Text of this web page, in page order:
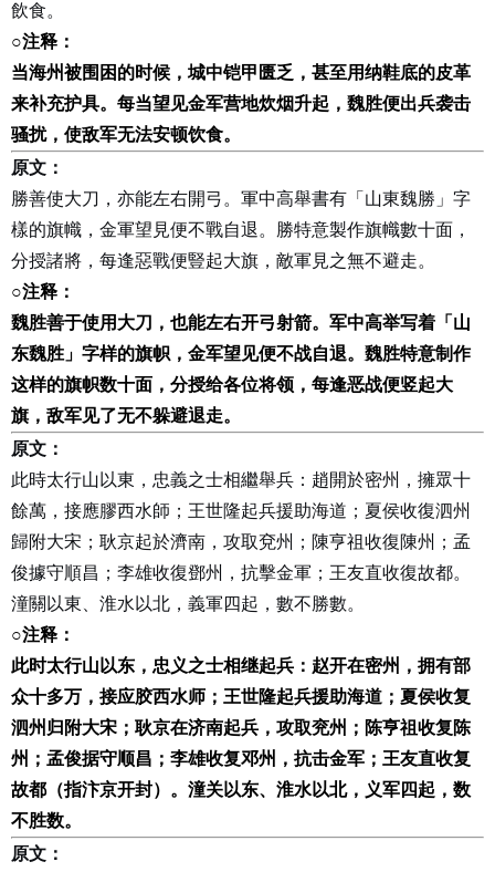
飲食。
○注释：
当海州被围困的时候，城中铠甲匮乏，甚至用纳鞋底的皮革
来补充护具。每当望见金军营地炊烟升起，魏胜便出兵袭击
骚扰，使敌军无法安顿饮食。
原文：
勝善使大刀，亦能左右開弓。軍中高舉書有「山東魏勝」字
樣的旗幟，金軍望見便不戰自退。勝特意製作旗幟數十面，
分授諸將，每逢惡戰便豎起大旗，敵軍見之無不避走。
○注释：
魏胜善于使用大刀，也能左右开弓射箭。军中高举写着「山
东魏胜」字样的旗帜，金军望见便不战自退。魏胜特意制作
这样的旗帜数十面，分授给各位将领，每逢恶战便竖起大
旗，敌军见了无不躲避退走。
原文：
此時太行山以東，忠義之士相繼舉兵：趙開於密州，擁眾十
餘萬，接應膠西水師；王世隆起兵援助海道；夏侯收復泗州
歸附大宋；耿京起於濟南，攻取兗州；陳亨祖收復陳州；孟
俊據守順昌；李雄收復鄧州，抗擊金軍；王友直收復故都。
潼關以東、淮水以北，義軍四起，數不勝數。
○注释：
此时太行山以东，忠义之士相继起兵：赵开在密州，拥有部
众十多万，接应胶西水师；王世隆起兵援助海道；夏侯收复
泗州归附大宋；耿京在济南起兵，攻取兖州；陈亨祖收复陈
州；孟俊据守顺昌；李雄收复邓州，抗击金军；王友直收复
故都（指汴京开封）。潼关以东、淮水以北，义军四起，数
不胜数。
原文：